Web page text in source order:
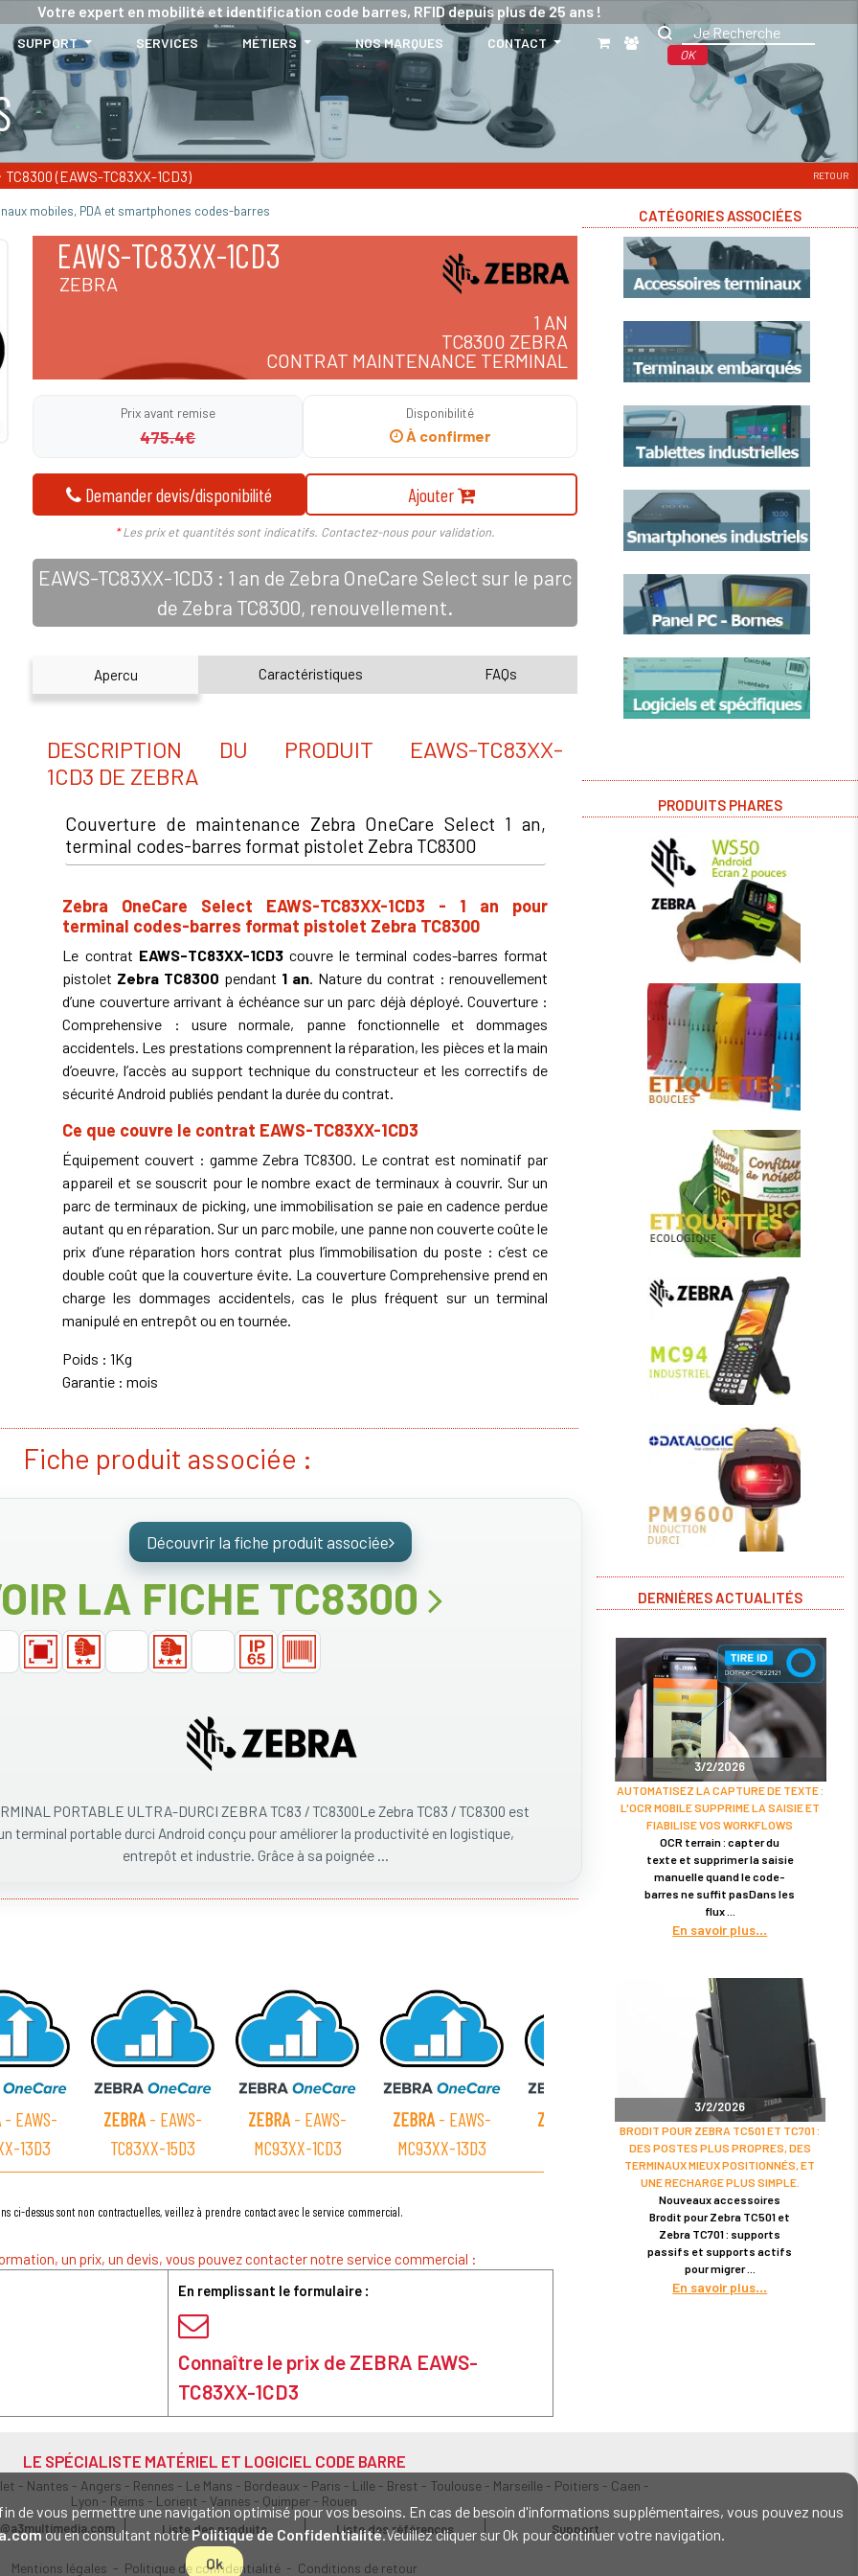
Votre expert en mobilité et identification code barres, RFID depuis plus de 25 ans !
SUPPORT SERVICES MÉTIERS NOS MARQUES CONTACT
OK
de vous permettre une navigation optimisé pour vos besoins. En cas de besoin d'informations supplémentaires, vous pouvez nous
ou en consultant notrePolitique de Confidentialité.Veuillez cliquer sur Ok pour continuer votre navigation.
Ok
TC8300 (EAWS-TC83XX-1CD3) RETOUR
mobiles, PDA et smartphones codes-barres
EAWS-TC83XX-1CD3
ZEBRA
1 AN
TC8300 ZEBRA
CONTRAT MAINTENANCE TERMINAL
Prix avant remise
475.4€
Disponibilité
À confirmer
Demander devis/disponibilité Ajouter
*Les prix et quantités sont indicatifs. Contactez-nous pour validation.
EAWS-TC83XX-1CD3 : 1 an de Zebra OneCare Select sur le parc
de Zebra TC8300, renouvellement.
Apercu Caractéristiques FAQs
DESCRIPTION DU PRODUIT EAWS-TC83XX-
1CD3 DE ZEBRA
Couverture de maintenance Zebra OneCare Select 1 an,
terminal codes-barres format pistolet Zebra TC8300
Zebra OneCare Select EAWS-TC83XX-1CD3 - 1 an pour
terminal codes-barres format pistolet Zebra TC8300
Le contrat EAWS-TC83XX-1CD3couvre le terminal codes-barres format
pistolet Zebra TC8300 pendant 1 an. Nature du contrat : renouvellement
d’une couverture arrivant à échéance sur un parc déjà déployé. Couverture :
Comprehensive : usure normale, panne fonctionnelle et dommages
accidentels. Les prestations comprennent la réparation, les pièces et la main
d’oeuvre, l’accès au support technique du constructeur et les correctifs de
sécurité Android publiés pendant la durée du contrat.
Ce que couvre le contrat EAWS-TC83XX-1CD3
Équipement couvert : gamme Zebra TC8300. Le contrat est nominatif par
appareil et se souscrit pour le nombre exact de terminaux à couvrir. Sur un
parc de terminaux de picking, une immobilisation se paie en cadence perdue
autant qu en réparation. Sur un parc mobile, une panne non couverte coûte le
prix d’une réparation hors contrat plus l’immobilisation du poste : c’est ce
double coût que la couverture évite. La couverture Comprehensive prend en
charge les dommages accidentels, cas le plus fréquent sur un terminal
manipulé en entrepôt ou en tournée.
Poids : 1Kg
Garantie : mois
Fiche produit associée :
Découvrir la fiche produit associée
LA FICHE TC8300
PORTABLE ULTRA-DURCI ZEBRA TC83 / TC8300Le Zebra TC83 / TC8300 est
terminal portable durci Android conçu pour améliorer la productivité en logistique,
entrepôt et industrie. Grâce à sa poignée ...
- EAWS-
13D3
ZEBRA - EAWS-
TC83XX-15D3
ZEBRA - EAWS-
MC93XX-1CD3
ZEBRA - EAWS-
MC93XX-13D3
ZEBRA
- EAWS-
ZEBRA- EAWS-
MC93XX-21D3
ci-dessus sont non contractuelles, veillez à prendre contact avec le service commercial.
un prix, un devis, vous pouvez contacter notre service commercial :
En remplissant le formulaire :
Connaître le prix de ZEBRA EAWS-
TC83XX-1CD3
CATÉGORIES ASSOCIÉES
PRODUITS PHARES
DERNIÈRES ACTUALITÉS
3/2/2026
AUTOMATISEZ LA CAPTURE DE TEXTE :
L'OCR MOBILE SUPPRIME LA SAISIE ET
FIABILISE VOS WORKFLOWS
OCR terrain : capter du
texte et supprimer la saisie
manuelle quand le code-
barres ne suffit pasDans les
flux
En savoir plus
3/2/2026
BRODIT POUR ZEBRA TC501 ET TC701 :
DES POSTES PLUS PROPRES, DES
TERMINAUX MIEUX POSITIONNÉS, ET
UNE RECHARGE PLUS SIMPLE.
Nouveaux accessoires
Brodit pour Zebra TC501 et
Zebra TC701 : supports
passifs et supports actifs
pour migrer
En savoir plus
LE SPÉCIALISTE MATÉRIEL ET LOGICIEL CODE BARRE
- Nantes - Angers - Rennes - Le Mans - Bordeaux - Paris - Lille - Brest - Toulouse - Marseille - Poitiers - Caen -
Lyon - Reims - Lorient - Vannes - Quimper - Rouen
Liste des produits Liste des références Support
Mentions légales - Politique de confidentialité - Conditions de retour